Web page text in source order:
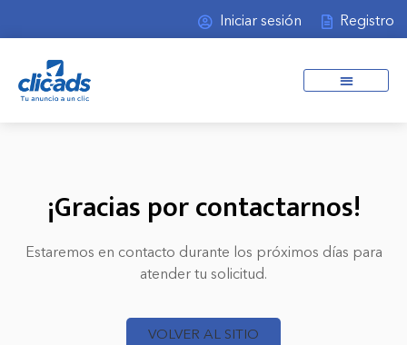
Iniciar sesión Registro
¡Gracias por contactarnos!
Estaremos en contacto durante los próximos días para
atender tu solicitud.
VOLVER AL SITIO